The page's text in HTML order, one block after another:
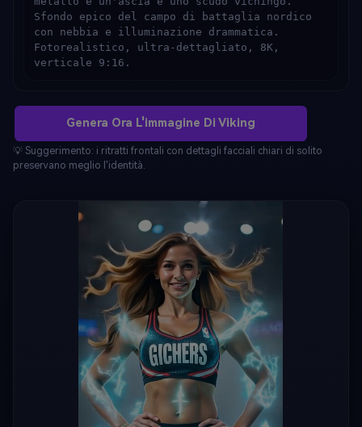
Sfondo epico del campo di battaglia nordico
con nebbia e illuminazione drammatica.
Fotorealistico, ultra-dettagliato, 8K,
verticale 9:16.
Genera Ora L'immagine Di Viking
💡 Suggerimento: i ritratti frontali con dettagli facciali chiari di solito
preservano meglio l'identità.